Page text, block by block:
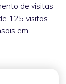
de visitas
125 visitas
em